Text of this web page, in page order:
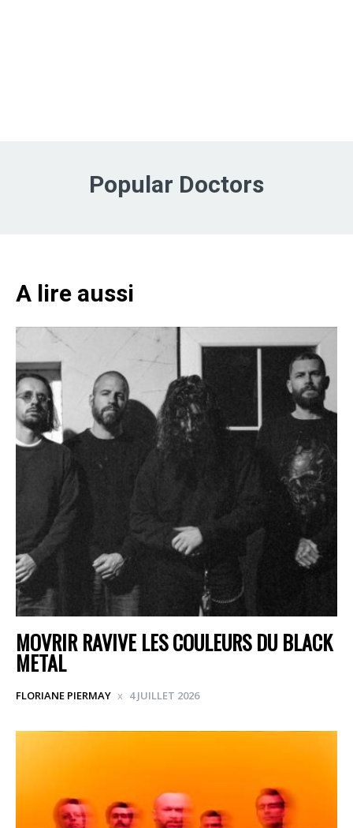
Popular Doctors
A lire aussi
MOVRIR RAVIVE LES COULEURS DU BLACK
METAL
FLORIANE PIERMAY 4 JUILLET 2026